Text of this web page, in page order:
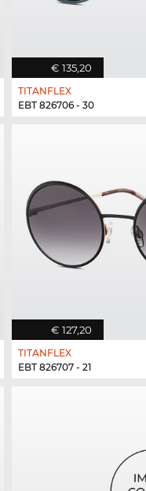
€ 135,20
TITANFLEX
EBT 826706 - 30
€ 127,20
TITANFLEX
EBT 826707 - 21